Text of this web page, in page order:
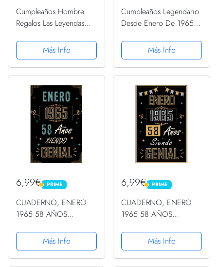
Cumpleaños Hombre
Regalos Las Leyendas
PopGrip Intercambiable
Más Info
Cumpleaños Legendario
Desde Enero De 1965
PopGrip Intercambiable
Más Info
6,99€ PRIME
PRIME
CUADERNO, ENERO
1965 58 AÑOS
Regalo de 58
cumpleaños para
mujeres y hombres,
Más Info
6,99€ PRIME
PRIME
CUADERNO, ENERO
1965 58 AÑOS
Regalo de 58
cumpleaños para
mujeres y hombres,
Más Info